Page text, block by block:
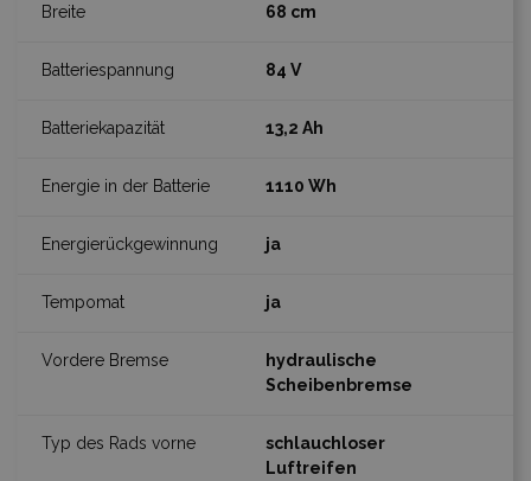
68 cm
84 V
13,2 Ah
1110 Wh
ja
ja
hydraulische
Scheibenbremse
schlauchloser
Luftreifen